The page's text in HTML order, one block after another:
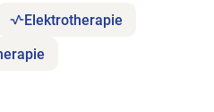
Elektrotherapie